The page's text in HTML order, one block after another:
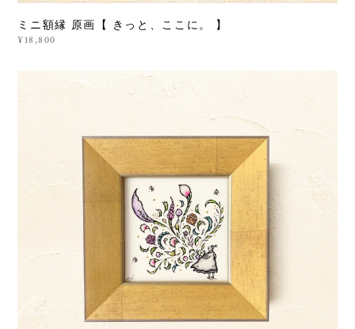
ミニ額縁 原画【 きっと、ここに。 】
¥18,800